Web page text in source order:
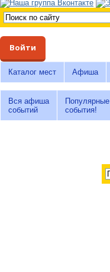
Войти
Каталог мест Афиша
Вся афиша
событий
Популярные
события!